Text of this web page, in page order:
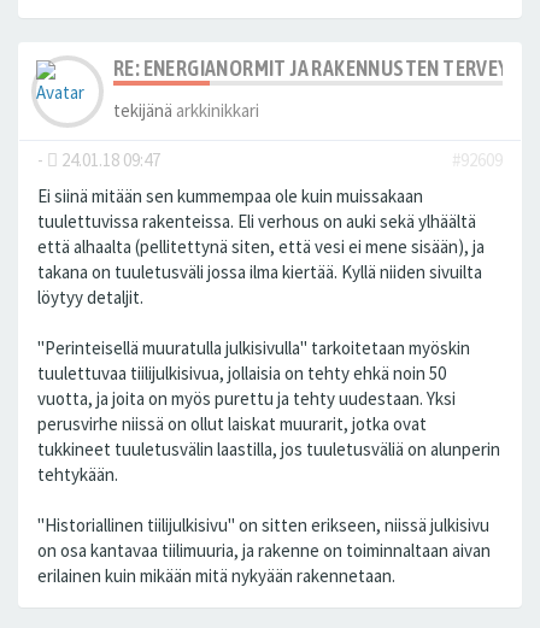
RE: ENERGIANORMIT JA RAKENNUSTEN TERVEYS
tekijänä arkkinikkari
- 24.01.18 09:47
#92609
Ei siinä mitään sen kummempaa ole kuin muissakaan
tuulettuvissa rakenteissa. Eli verhous on auki sekä ylhäältä
että alhaalta (pellitettynä siten, että vesi ei mene sisään), ja
takana on tuuletusväli jossa ilma kiertää. Kyllä niiden sivuilta
löytyy detaljit.
"Perinteisellä muuratulla julkisivulla" tarkoitetaan myöskin
tuulettuvaa tiilijulkisivua, jollaisia on tehty ehkä noin 50
vuotta, ja joita on myös purettu ja tehty uudestaan. Yksi
perusvirhe niissä on ollut laiskat muurarit, jotka ovat
tukkineet tuuletusvälin laastilla, jos tuuletusväliä on alunperin
tehtykään.
"Historiallinen tiilijulkisivu" on sitten erikseen, niissä julkisivu
on osa kantavaa tiilimuuria, ja rakenne on toiminnaltaan aivan
erilainen kuin mikään mitä nykyään rakennetaan.